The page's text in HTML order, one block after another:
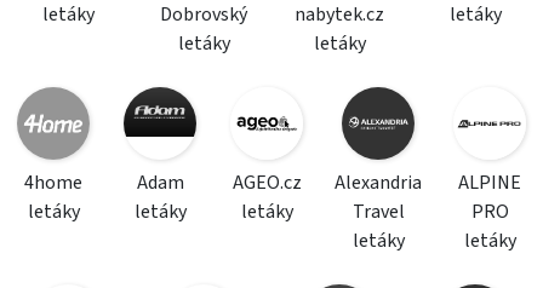
letáky
Dobrovský
letáky
nabytek.cz
letáky
letáky
4home
letáky
Adam
letáky
AGEO.cz
letáky
Alexandria
Travel
letáky
ALPINE
PRO
letáky